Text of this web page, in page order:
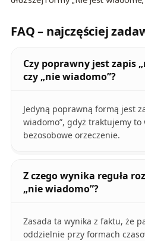
FAQ – najczęściej
Czy poprawny jest zapis
czy „nie wiadomo”?
Jedyną poprawną formą jest
wiadomo”, gdyż traktujemy to
bezosobowe orzeczenie.
Z czego wynika reguła
„nie wiadomo”?
Zasada ta wynika z faktu, że
oddzielnie przy formach